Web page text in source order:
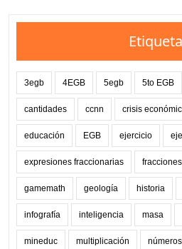
3egb 4EGB 5egb 5to EGB
cantidades ccnn crisis
educación EGB ejercicio
expresiones fraccionarias fracciones
gamemath geología historia
infografía inteligencia masa
mineduc multiplicación